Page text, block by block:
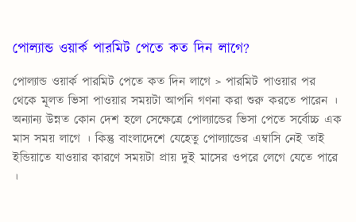
পোল্যান্ড ওয়ার্ক পারমিট পেতে কত দিন লাগে?
পোল্যান্ড ওয়ার্ক পারমিট পেতে কত দিন লাগে > পারমিট পাওয়ার পর
থেকে মূলত ভিসা পাওয়ার সময়টা আপনি গণনা করা শুরু করতে পারেন ।
অন্যান্য উন্নত কোন দেশ হলে সেক্ষেত্রে পোল্যান্ডের ভিসা পেতে সর্বোচ্চ এক
মাস সময় লাগে । কিন্তু বাংলাদেশে যেহেতু পোল্যান্ডের এম্বাসি নেই তাই
ইন্ডিয়াতে যাওয়ার কারণে সময়টা প্রায় দুই মাসের ওপরে লেগে যেতে পারে
।